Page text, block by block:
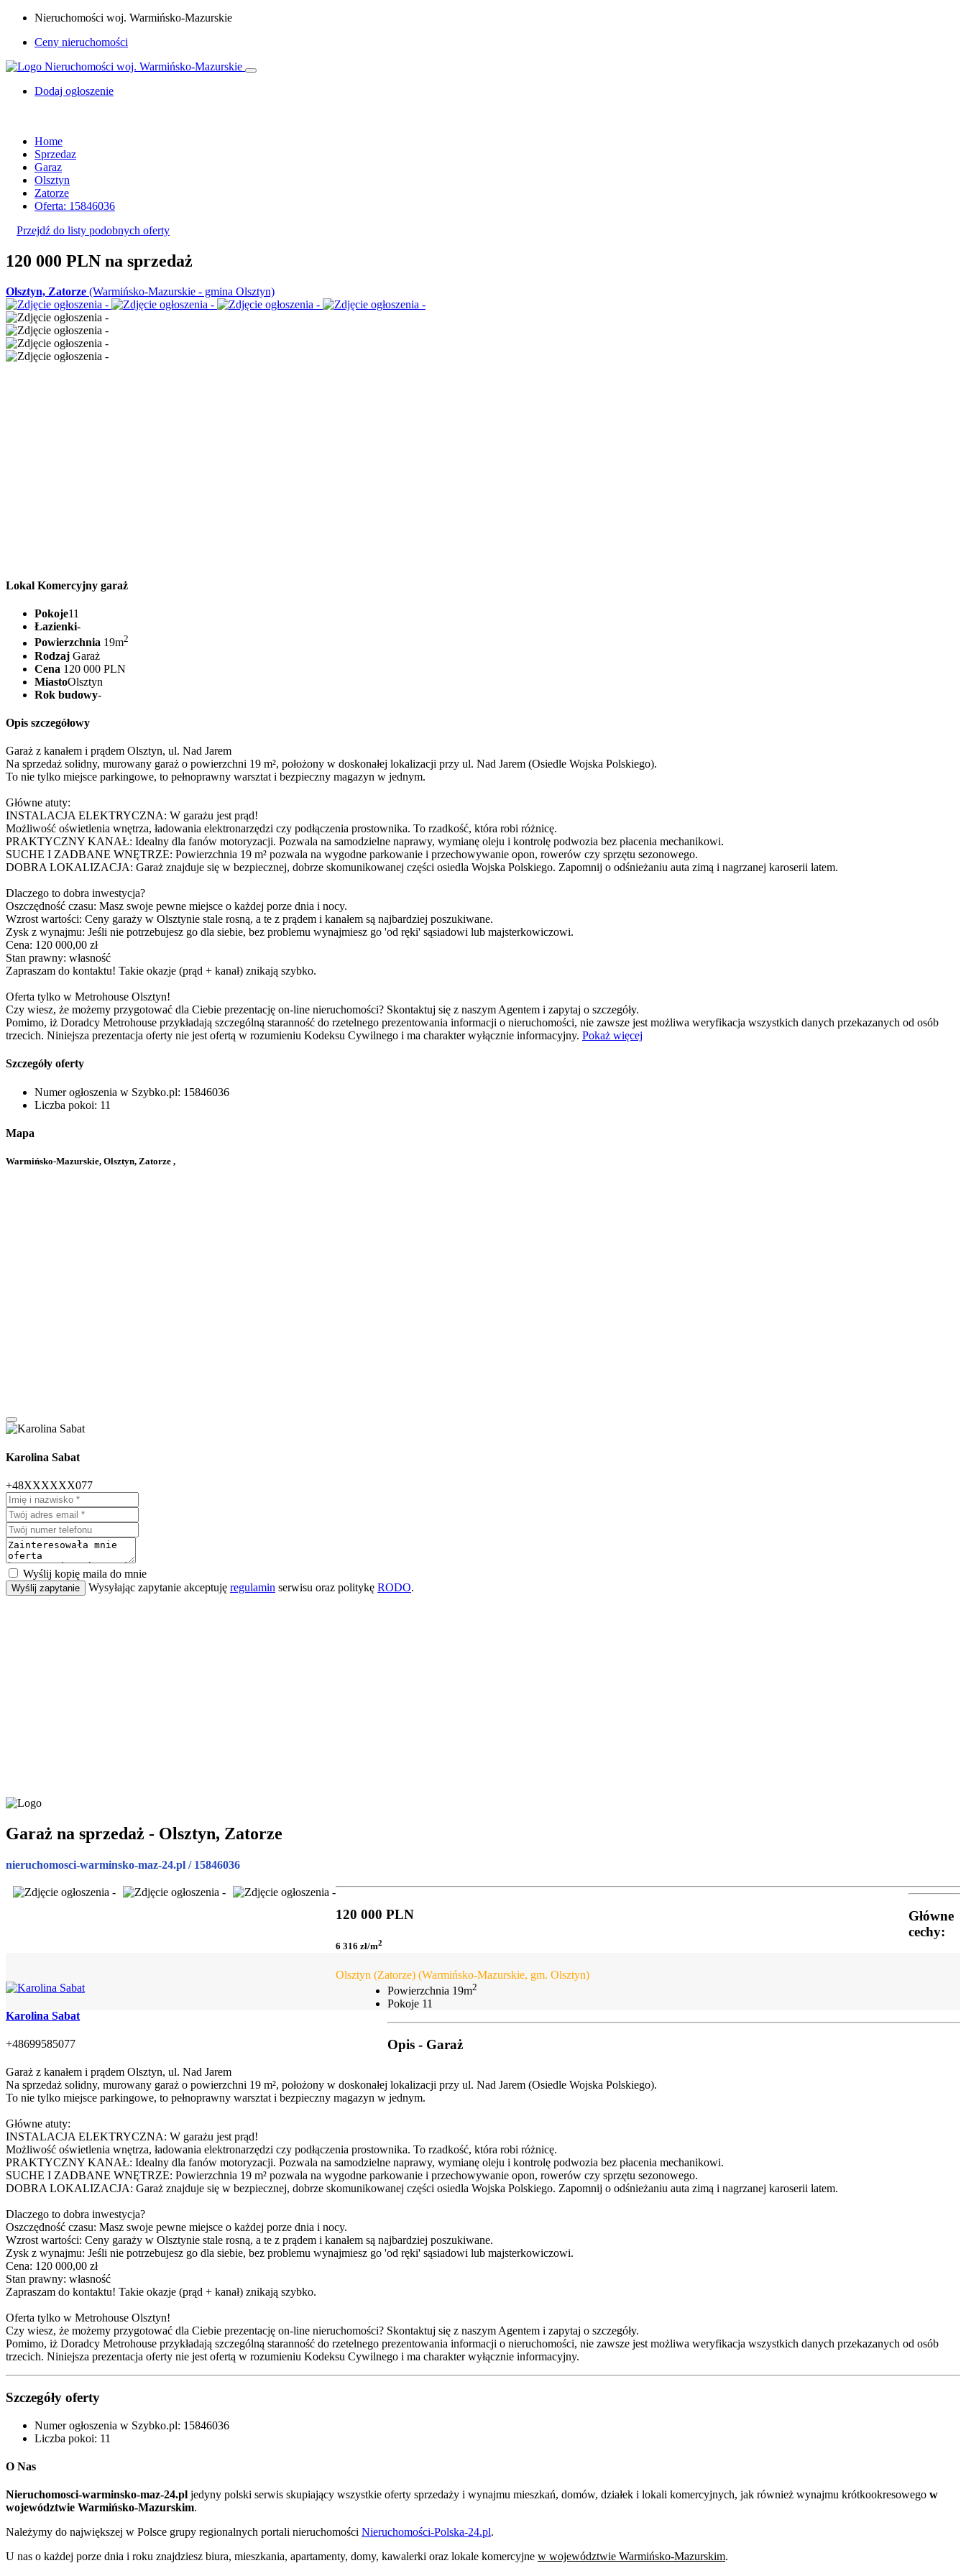
Nieruchomości woj. Warmińsko-Mazurskie
Ceny nieruchomości
Dodaj ogłoszenie
Home
Sprzedaz
Garaz
Olsztyn
Zatorze
Oferta: 15846036
Przejdź do listy podobnych oferty
120 000 PLN na sprzedaż
Olsztyn, Zatorze (Warmińsko-Mazurskie - gmina Olsztyn)
Lokal Komercyjny garaż
Pokoje11
Łazienki-
Powierzchnia 19m2
Rodzaj Garaż
Cena 120 000 PLN
MiastoOlsztyn
Rok budowy-
Opis szczegółowy
Garaż z kanałem i prądem Olsztyn, ul. Nad Jarem
Na sprzedaż solidny, murowany garaż o powierzchni 19 m², położony w doskonałej lokalizacji przy ul. Nad Jarem (Osiedle Wojska Polskiego).
To nie tylko miejsce parkingowe, to pełnoprawny warsztat i bezpieczny magazyn w jednym.
Główne atuty:
INSTALACJA ELEKTRYCZNA: W garażu jest prąd!
Możliwość oświetlenia wnętrza, ładowania elektronarzędzi czy podłączenia prostownika. To rzadkość, która robi różnicę.
PRAKTYCZNY KANAŁ: Idealny dla fanów motoryzacji. Pozwala na samodzielne naprawy, wymianę oleju i kontrolę podwozia bez płacenia mechanikowi.
SUCHE I ZADBANE WNĘTRZE: Powierzchnia 19 m² pozwala na wygodne parkowanie i przechowywanie opon, rowerów czy sprzętu sezonowego.
DOBRA LOKALIZACJA: Garaż znajduje się w bezpiecznej, dobrze skomunikowanej części osiedla Wojska Polskiego. Zapomnij o odśnieżaniu auta zimą i nagrzanej karoserii latem.
Dlaczego to dobra inwestycja?
Oszczędność czasu: Masz swoje pewne miejsce o każdej porze dnia i nocy.
Wzrost wartości: Ceny garaży w Olsztynie stale rosną, a te z prądem i kanałem są najbardziej poszukiwane.
Zysk z wynajmu: Jeśli nie potrzebujesz go dla siebie, bez problemu wynajmiesz go 'od ręki' sąsiadowi lub majsterkowiczowi.
Cena: 120 000,00 zł
Stan prawny: własność
Zapraszam do kontaktu! Takie okazje (prąd + kanał) znikają szybko.
Oferta tylko w Metrohouse Olsztyn!
Czy wiesz, że możemy przygotować dla Ciebie prezentację on-line nieruchomości? Skontaktuj się z naszym Agentem i zapytaj o szczegóły.
Pomimo, iż Doradcy Metrohouse przykładają szczególną staranność do rzetelnego prezentowania informacji o nieruchomości, nie zawsze jest możliwa weryfikacja wszystkich danych przekazanych od osób
trzecich. Niniejsza prezentacja oferty nie jest ofertą w rozumieniu Kodeksu Cywilnego i ma charakter wyłącznie informacyjny. Pokaż więcej
Szczegóły oferty
Numer ogłoszenia w Szybko.pl: 15846036
Liczba pokoi: 11
Mapa
Warmińsko-Mazurskie, Olsztyn, Zatorze ,
Karolina Sabat
+48XXXXXX077
Wyślij kopię maila do mnie
Wyślij zapytanie Wysyłając zapytanie akceptuję regulamin serwisu oraz politykę RODO.
Garaż na sprzedaż - Olsztyn, Zatorze
nieruchomosci-warminsko-maz-24.pl / 15846036
120 000 PLN
6 316 zł/m2
Olsztyn (Zatorze) (Warmińsko-Mazurskie, gm. Olsztyn)
Karolina Sabat
+48699585077
Główne
cechy:
Powierzchnia 19m2
Pokoje 11
Opis - Garaż
Garaż z kanałem i prądem Olsztyn, ul. Nad Jarem
Na sprzedaż solidny, murowany garaż o powierzchni 19 m², położony w doskonałej lokalizacji przy ul. Nad Jarem (Osiedle Wojska Polskiego).
To nie tylko miejsce parkingowe, to pełnoprawny warsztat i bezpieczny magazyn w jednym.
Główne atuty:
INSTALACJA ELEKTRYCZNA: W garażu jest prąd!
Możliwość oświetlenia wnętrza, ładowania elektronarzędzi czy podłączenia prostownika. To rzadkość, która robi różnicę.
PRAKTYCZNY KANAŁ: Idealny dla fanów motoryzacji. Pozwala na samodzielne naprawy, wymianę oleju i kontrolę podwozia bez płacenia mechanikowi.
SUCHE I ZADBANE WNĘTRZE: Powierzchnia 19 m² pozwala na wygodne parkowanie i przechowywanie opon, rowerów czy sprzętu sezonowego.
DOBRA LOKALIZACJA: Garaż znajduje się w bezpiecznej, dobrze skomunikowanej części osiedla Wojska Polskiego. Zapomnij o odśnieżaniu auta zimą i nagrzanej karoserii latem.
Dlaczego to dobra inwestycja?
Oszczędność czasu: Masz swoje pewne miejsce o każdej porze dnia i nocy.
Wzrost wartości: Ceny garaży w Olsztynie stale rosną, a te z prądem i kanałem są najbardziej poszukiwane.
Zysk z wynajmu: Jeśli nie potrzebujesz go dla siebie, bez problemu wynajmiesz go 'od ręki' sąsiadowi lub majsterkowiczowi.
Cena: 120 000,00 zł
Stan prawny: własność
Zapraszam do kontaktu! Takie okazje (prąd + kanał) znikają szybko.
Oferta tylko w Metrohouse Olsztyn!
Czy wiesz, że możemy przygotować dla Ciebie prezentację on-line nieruchomości? Skontaktuj się z naszym Agentem i zapytaj o szczegóły.
Pomimo, iż Doradcy Metrohouse przykładają szczególną staranność do rzetelnego prezentowania informacji o nieruchomości, nie zawsze jest możliwa weryfikacja wszystkich danych przekazanych od osób
trzecich. Niniejsza prezentacja oferty nie jest ofertą w rozumieniu Kodeksu Cywilnego i ma charakter wyłącznie informacyjny.
Szczegóły oferty
Numer ogłoszenia w Szybko.pl: 15846036
Liczba pokoi: 11
O Nas
Nieruchomosci-warminsko-maz-24.pl jedyny polski serwis skupiający wszystkie oferty sprzedaży i wynajmu mieszkań, domów, działek i lokali komercyjnych, jak również wynajmu krótkookresowego w
województwie Warmińsko-Mazurskim.
Należymy do największej w Polsce grupy regionalnych portali nieruchomości Nieruchomości-Polska-24.pl.
U nas o każdej porze dnia i roku znajdziesz biura, mieszkania, apartamenty, domy, kawalerki oraz lokale komercyjne w województwie Warmińsko-Mazurskim.